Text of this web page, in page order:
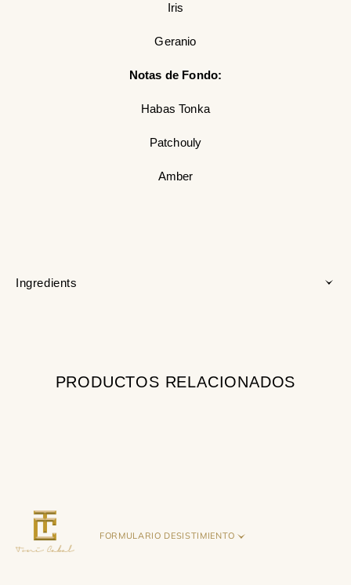
Iris
Geranio
Notas de Fondo:
Habas Tonka
Patchouly
Amber
Ingredients
PRODUCTOS RELACIONADOS
FORMULARIO DESISTIMIENTO